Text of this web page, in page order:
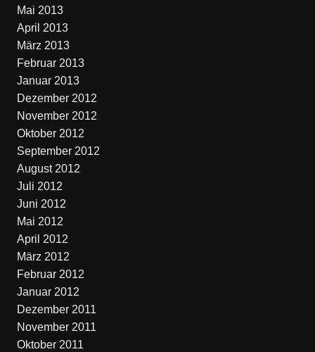
Mai 2013
April 2013
März 2013
Februar 2013
Januar 2013
Dezember 2012
November 2012
Oktober 2012
September 2012
August 2012
Juli 2012
Juni 2012
Mai 2012
April 2012
März 2012
Februar 2012
Januar 2012
Dezember 2011
November 2011
Oktober 2011